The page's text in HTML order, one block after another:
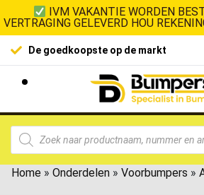
IVM VAKANTIE WORDEN
VERTRAGING GELEVERD HOU
De goedkoopste op de markt
Home » Onderdelen » Voorbumpers »